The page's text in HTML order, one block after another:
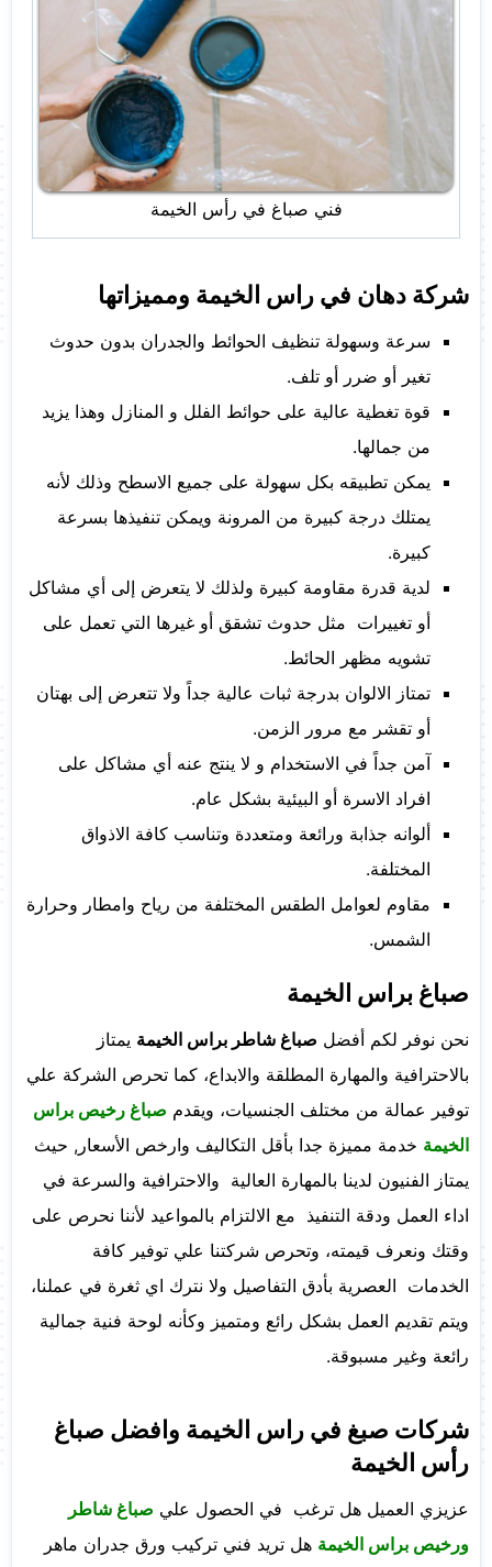
فني صباغ في رأس الخيمة
شركة دهان في راس الخيمة ومميزاتها
سرعة وسهولة تنظيف الحوائط والجدران بدون حدوث
تغير أو ضرر أو تلف.
قوة تغطية عالية على حوائط الفلل و المنازل وهذا يزيد
من جمالها.
يمكن تطبيقه بكل سهولة على جميع الاسطح وذلك لأنه
يمتلك درجة كبيرة من المرونة ويمكن تنفيذها بسرعة
كبيرة.
لدية قدرة مقاومة كبيرة ولذلك لا يتعرض إلى أي مشاكل
أو تغييرات مثل حدوث تشقق أو غيرها التي تعمل على
تشويه مظهر الحائط.
تمتاز الالوان بدرجة ثبات عالية جداً ولا تتعرض إلى بهتان
أو تقشر مع مرور الزمن.
آمن جداً في الاستخدام و لا ينتج عنه أي مشاكل على
افراد الاسرة أو البيئية بشكل عام.
ألوانه جذابة ورائعة ومتعددة وتناسب كافة الاذواق
المختلفة.
مقاوم لعوامل الطقس المختلفة من رياح وامطار وحرارة
الشمس.
صباغ براس الخيمة
نحن نوفر لكم أفضل صباغ شاطر براس الخيمة يمتاز
بالاحترافية والمهارة المطلقة والابداع، كما تحرص الشركة علي
توفير عمالة من مختلف الجنسيات، ويقدم صباغ رخيص براس
الخيمة خدمة مميزة جدا بأقل التكاليف وارخص الأسعار, حيث
يمتاز الفنيون لدينا بالمهارة العالية والاحترافية والسرعة في
اداء العمل ودقة التنفيذ مع الالتزام بالمواعيد لأننا نحرص على
وقتك ونعرف قيمته، وتحرص شركتنا علي توفير كافة
الخدمات العصرية بأدق التفاصيل ولا نترك اي ثغرة في عملنا،
ويتم تقديم العمل بشكل رائع ومتميز وكأنه لوحة فنية جمالية
رائعة وغير مسبوقة.
شركات صبغ في راس الخيمة وافضل صباغ
رأس الخيمة
عزيزي العميل هل ترغب في الحصول علي صباغ شاطر
ورخيص براس الخيمة هل تريد فني تركيب ورق جدران ماهر